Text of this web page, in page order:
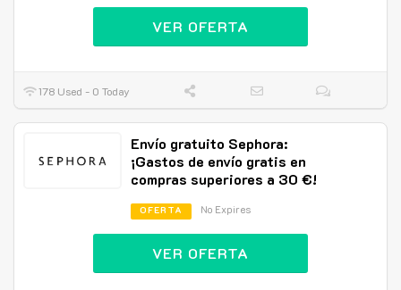
VER OFERTA
178 Used - 0 Today
Envío gratuito Sephora:
¡Gastos de envío gratis en
compras superiores a 30 €!
OFERTA No Expires
VER OFERTA